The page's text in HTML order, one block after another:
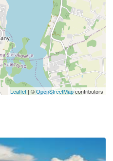
Leaflet | ©OpenStreetMapcontributors